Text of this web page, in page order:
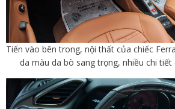
Tiến vào bên trong, nội thất của chiếc
da màu da bò sang trọng, nhiều chi tiết